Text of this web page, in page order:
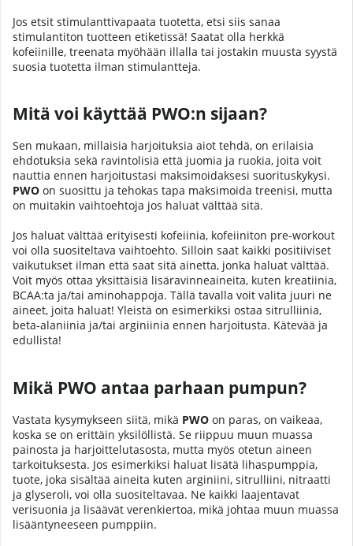
Jos etsit stimulanttivapaata tuotetta, etsi siis sanaa
stimulantiton tuotteen etiketissä! Saatat olla herkkä
kofeiinille, treenata myöhään illalla tai jostakin muusta syystä
suosia tuotetta ilman stimulantteja.
Mitä voi käyttää PWO:n sijaan?
Sen mukaan, millaisia harjoituksia aiot tehdä, on erilaisia
ehdotuksia sekä ravintolisiä että juomia ja ruokia, joita voit
nauttia ennen harjoitustasi maksimoidaksesi suorituskykysi.
PWO on suosittu ja tehokas tapa maksimoida treenisi, mutta
on muitakin vaihtoehtoja jos haluat välttää sitä.
Jos haluat välttää erityisesti kofeiinia, kofeiiniton pre-workout
voi olla suositeltava vaihtoehto. Silloin saat kaikki positiiviset
vaikutukset ilman että saat sitä ainetta, jonka haluat välttää.
Voit myös ottaa yksittäisiä lisäravinneaineita, kuten kreatiinia,
BCAA:ta ja/tai aminohappoja. Tällä tavalla voit valita juuri ne
aineet, joita haluat! Yleistä on esimerkiksi ostaa sitrulliinia,
beta-alaniinia ja/tai arginiinia ennen harjoitusta. Kätevää ja
edullista!
Mikä PWO antaa parhaan pumpun?
Vastata kysymykseen siitä, mikä PWO on paras, on vaikeaa,
koska se on erittäin yksilöllistä. Se riippuu muun muassa
painosta ja harjoittelutasosta, mutta myös otetun aineen
tarkoituksesta. Jos esimerkiksi haluat lisätä lihaspumppia,
tuote, joka sisältää aineita kuten arginiini, sitrulliini, nitraatti
ja glyseroli, voi olla suositeltavaa. Ne kaikki laajentavat
verisuonia ja lisäävät verenkiertoa, mikä johtaa muun muassa
lisääntyneeseen pumppiin.